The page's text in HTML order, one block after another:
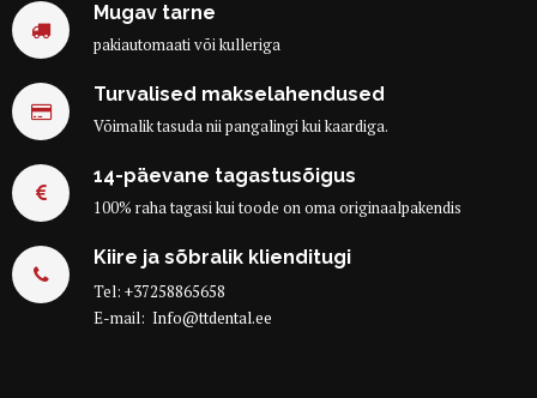
Mugav tarne
pakiautomaati või kulleriga
Turvalised makselahendused
Võimalik tasuda nii pangalingi kui kaardiga.
14-päevane tagastusõigus
100% raha tagasi kui toode on oma originaalpakendis
Kiire ja sõbralik klienditugi
Tel: +37258865658
E-mail: Info@ttdental.ee